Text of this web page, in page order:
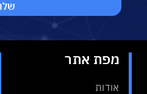
מפת אתר
אודות